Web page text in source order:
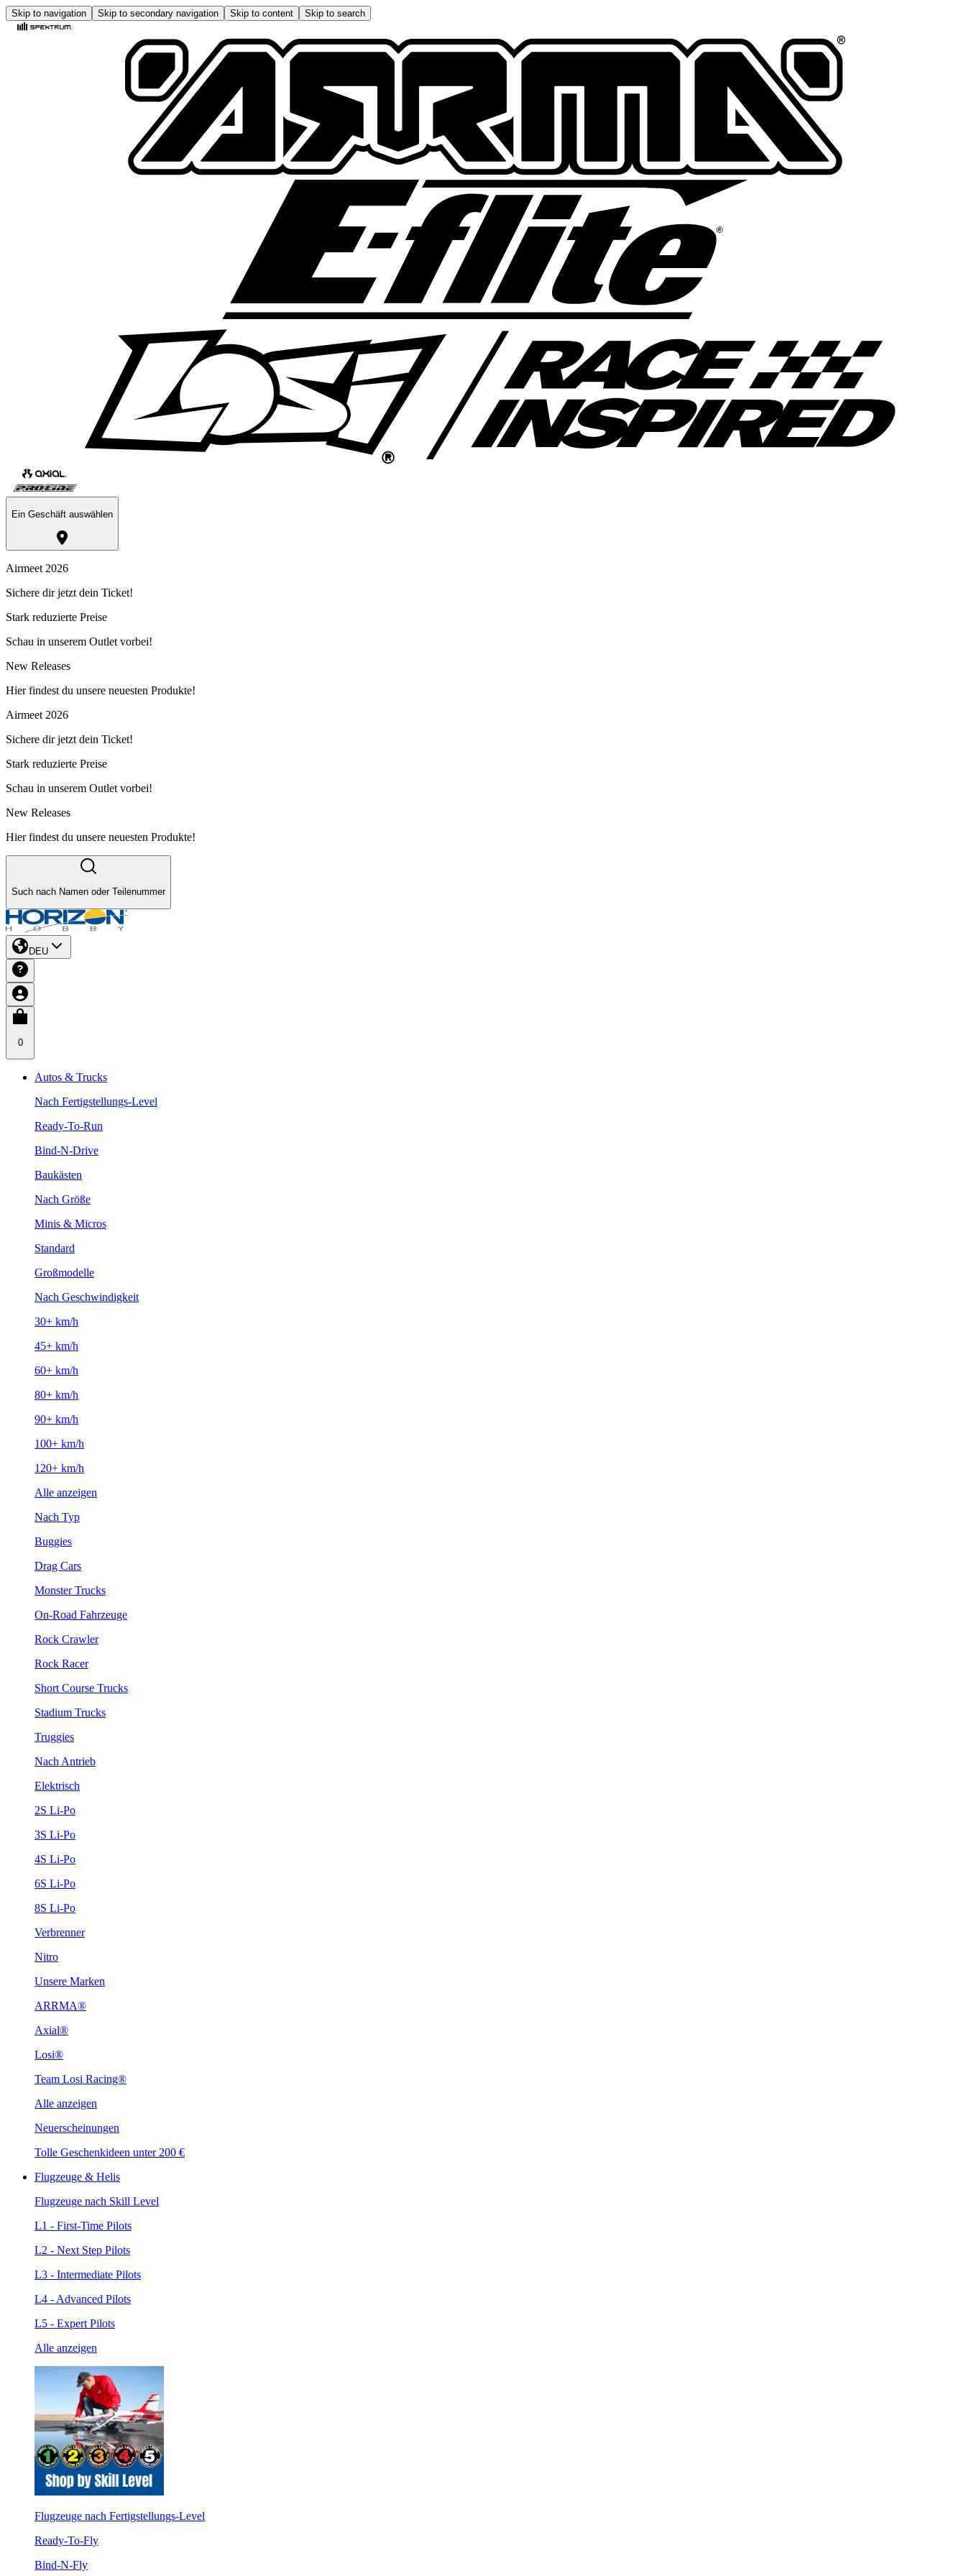
Skip to navigation Skip to secondary navigation Skip to content Skip to search
Ein Geschäft auswählen
Airmeet 2026
Sichere dir jetzt dein Ticket!
Stark reduzierte Preise
Schau in unserem Outlet vorbei!
New Releases
Hier findest du unsere neuesten Produkte!
Airmeet 2026
Sichere dir jetzt dein Ticket!
Stark reduzierte Preise
Schau in unserem Outlet vorbei!
New Releases
Hier findest du unsere neuesten Produkte!
Such nach Namen oder Teilenummer
DEU
0
Autos & Trucks
Nach Fertigstellungs-Level
Ready-To-Run
Bind-N-Drive
Baukästen
Nach Größe
Minis & Micros
Standard
Großmodelle
Nach Geschwindigkeit
30+ km/h
45+ km/h
60+ km/h
80+ km/h
90+ km/h
100+ km/h
120+ km/h
Alle anzeigen
Nach Typ
Buggies
Drag Cars
Monster Trucks
On-Road Fahrzeuge
Rock Crawler
Rock Racer
Short Course Trucks
Stadium Trucks
Truggies
Nach Antrieb
Elektrisch
2S Li-Po
3S Li-Po
4S Li-Po
6S Li-Po
8S Li-Po
Verbrenner
Nitro
Unsere Marken
ARRMA®
Axial®
Losi®
Team Losi Racing®
Alle anzeigen
Neuerscheinungen
Tolle Geschenkideen unter 200 €
Flugzeuge & Helis
Flugzeuge nach Skill Level
L1 - First-Time Pilots
L2 - Next Step Pilots
L3 - Intermediate Pilots
L4 - Advanced Pilots
L5 - Expert Pilots
Alle anzeigen
Flugzeuge nach Fertigstellungs-Level
Ready-To-Fly
Bind-N-Fly